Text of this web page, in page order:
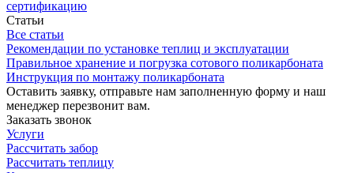
сертификацию
Статьи
Все статьи
Рекомендации по установке теплиц и эксплуатации
Правильное хранение и погрузка сотового поликарбоната
Инструкция по монтажу поликарбоната
Оставить заявку, отправьте нам заполненную форму и наш
менеджер перезвонит вам.
Заказать звонок
Услуги
Рассчитать забор
Рассчитать теплицу